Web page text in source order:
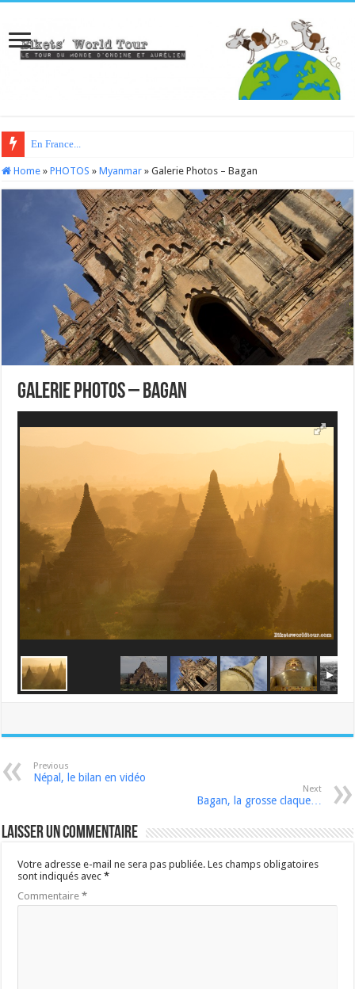
En France...
Home » PHOTOS » Myanmar » Galerie Photos – Bagan
Galerie Photos – Bagan
Previous
Népal, le bilan en vidéo
Next
Bagan, la grosse claque…
Laisser un commentaire
Votre adresse e-mail ne sera pas publiée. Les champs obligatoires
sont indiqués avec*
Commentaire*